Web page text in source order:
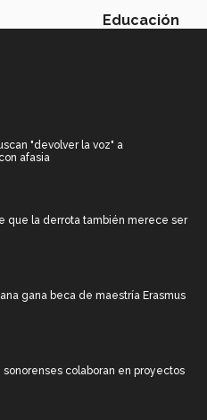
Educación
"devolver la voz" a
afasia
que la derrota también merece ser
gana beca de maestría Erasmus
sonorenses colaboran en proyectos